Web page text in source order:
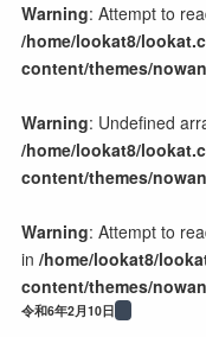
会社案内
猫スタッフのご紹
子猫のミルクボラ
Warning: Attempt to
/home/lookat8/
content/themes/
Warning: Undefined
/home/lookat8/
content/themes/
Warning: Attempt to
in /home/lookat8/
content/themes/
令和6年2月10日